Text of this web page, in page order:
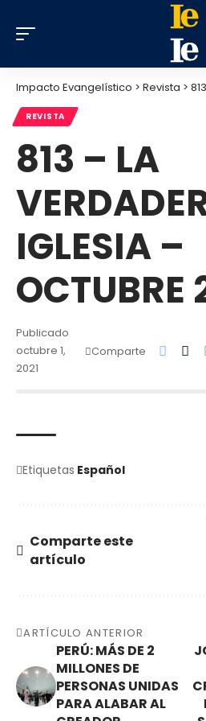
Impacto Evangelístico > Revista > 813
REVISTA
813 – LA
IGLESIA –
OCTUBRE
Publicado
octubre 1,
2021
Comparte
Etiquetas Español
Comparte este
artículo
ARTÍCULO ANTERIOR
PERÚ: MÁS DE 2
MILLONES DE
PERSONAS UNIDAS
PARA ALABAR AL